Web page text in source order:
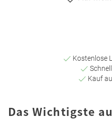
Kostenlose
Kauf
Das Wichtigste